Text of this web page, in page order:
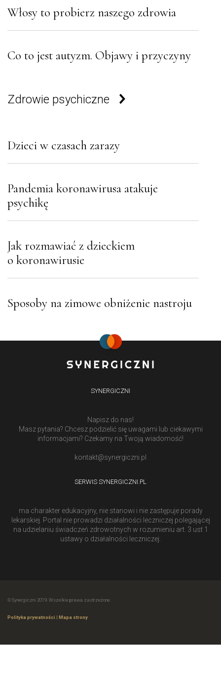
Włosy to probierz naszego zdrowia
Co to jest autyzm. Objawy i przyczyny
Zdrowie psychiczne
Dzieci w czasach zarazy
Pandemia koronawirusa atakuje
psychikę
Jak rozmawiać z dzieckiem
o koronawirusie
Sposoby na zimowe obniżenie nastroju
SYNERGICZNI
Napisz do nas!
Masz pytania? Chcesz podzielić się uwagami lub ciekawymi
informacjami? Czekamy na Twoją wiadomość!
kontakt@synergiczni.pl
SERWIS SYNERGICZNI.PL
ma charakter edukacyjny, nie stanowi i nie zastępuje porady
lekarskiej. Portal nie prowadzi działalności leczniczej polegającej
na udzielaniu świadczeń zdrowotnych w rozumieniu art. 3 ust 1
ustawy o działalności leczniczej.
© Synergiczni 2019. Wszelkie prawa zastrzeżone.
Polityka prywatności | Mapa strony